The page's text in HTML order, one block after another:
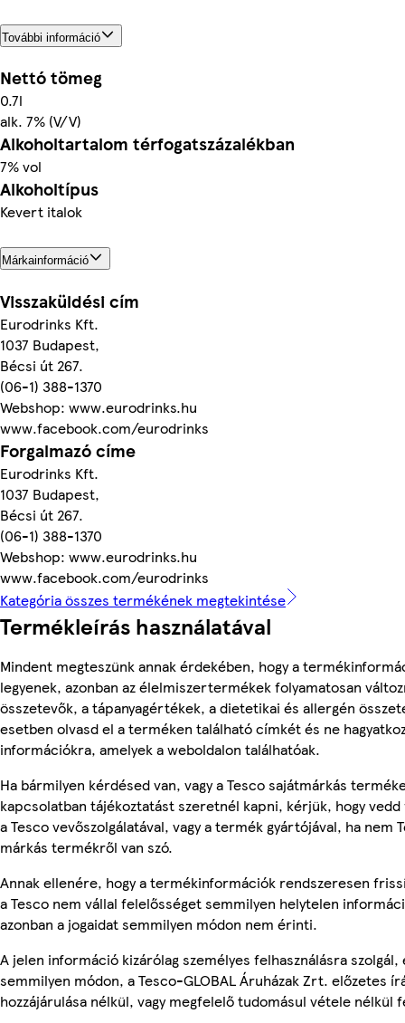
További információ
Nettó tömeg
0.7l
alk. 7% (V/V)
Alkoholtartalom térfogatszázalékban
7% vol
Alkoholtípus
Kevert italok
Márkainformáció
Visszaküldési cím
Eurodrinks Kft.
1037 Budapest,
Bécsi út 267.
(06-1) 388-1370
Webshop: www.eurodrinks.hu
www.facebook.com/eurodrinks
Forgalmazó címe
Eurodrinks Kft.
1037 Budapest,
Bécsi út 267.
(06-1) 388-1370
Webshop: www.eurodrinks.hu
www.facebook.com/eurodrinks
Kategória összes termékének megtekintése
Termékleírás használatával
Mindent megteszünk annak érdekében, hogy a
legyenek, azonban az élelmiszertermékek folyamatosan
összetevők, a tápanyagértékek, a dietetikai és allergén
esetben olvasd el a terméken található címkét és ne
információkra, amelyek a weboldalon találhatóak.
Ha bármilyen kérdésed van, vagy a Tesco sajátmárkás
kapcsolatban tájékoztatást szeretnél kapni, kérjük, hogy
a Tesco vevőszolgálatával, vagy a termék gyártójával, ha nem
márkás termékről van szó.
Annak ellenére, hogy a termékinformációk rendszeresen
a Tesco nem vállal felelősséget semmilyen helytelen
azonban a jogaidat semmilyen módon nem érinti.
A jelen információ kizárólag személyes felhasználásra
semmilyen módon, a Tesco-GLOBAL Áruházak Zrt. előzetes
hozzájárulása nélkül, vagy megfelelő tudomásul vétele nélkül